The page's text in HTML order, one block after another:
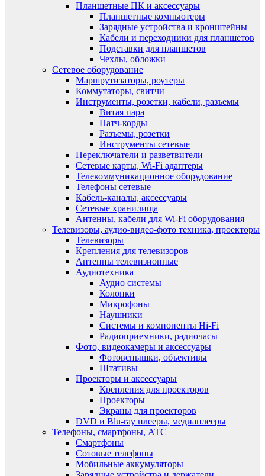
Планшетные ПК и аксессуары
Планшетные компьютеры
Зарядные устройства и кронштейны
Кабели и переходники для планшетов
Подставки для планшетов
Чехлы, обложки
Сетевое оборудование
Маршрутизаторы, роутеры
Коммутаторы, свитчи
Инструменты, розетки, кабели, разъемы
Витая пара
Патч-корды
Разъемы, розетки
Инструменты сетевые
Переключатели и разветвители
Сетевые карты, Wi-Fi адаптеры
Телекоммуникационное оборудование
Телефоны сетевые
Кабель-каналы, аксессуары
Сетевые хранилища
Антенны, кабели для Wi-Fi оборудования
Телевизоры, аудио-видео-фото техника, проекторы
Телевизоры
Крепления для телевизоров
Антенны телевизионные
Аудиотехника
Аудио системы
Колонки
Микрофоны
Наушники
Системы и компоненты Hi-Fi
Радиоприемники, радиочасы
Фото, видеокамеры и аксессуары
Фотовспышки, объективы
Штативы
Проекторы и аксессуары
Крепления для проекторов
Проекторы
Экраны для проекторов
DVD и Blu-ray плееры, медиаплееры
Телефоны, смартфоны, АТС
Смартфоны
Сотовые телефоны
Мобильные аккумуляторы